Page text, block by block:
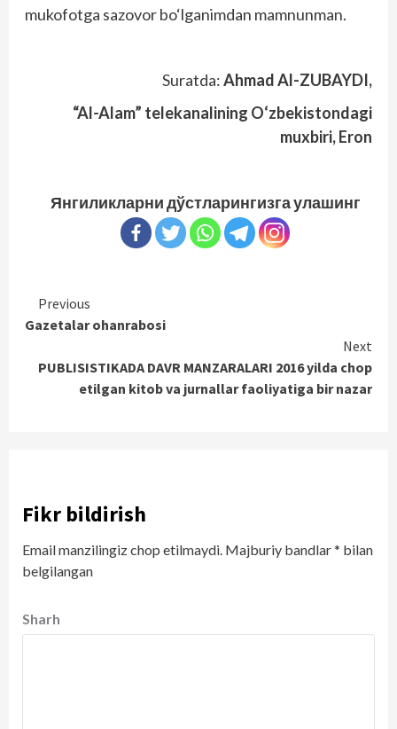
mukofotga sazovor bo‘lganimdan mamnunman.
Suratda:Ahmad Al-ZUBAYDI,
“Al-Alam” telekanalining O‘zbekistondagi
muxbiri, Eron
Янгиликларни дўстларингизга улашинг
Continue
Reading
Previous
Gazetalar ohanrabosi
Next
PUBLISISTIKADA DAVR MANZARALARI 2016 yilda chop
etilgan kitob va jurnallar faoliyatiga bir nazar
Fikr bildirish
Email manzilingiz chop etilmaydi. Majburiy bandlar* bilan
belgilangan
Sharh